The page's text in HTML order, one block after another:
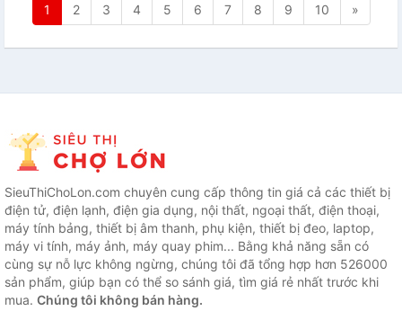
1 2 3 4 5 6 7 8 9 10 »
SieuThiChoLon.com chuyên cung cấp thông tin giá cả các thiết bị
điện tử, điện lạnh, điện gia dụng, nội thất, ngoại thất, điện thoại,
máy tính bảng, thiết bị âm thanh, phụ kiện, thiết bị đeo, laptop,
máy vi tính, máy ảnh, máy quay phim... Bằng khả năng sẵn có
cùng sự nỗ lực không ngừng, chúng tôi đã tổng hợp hơn 526000
sản phẩm, giúp bạn có thể so sánh giá, tìm giá rẻ nhất trước khi
mua. Chúng tôi không bán hàng.